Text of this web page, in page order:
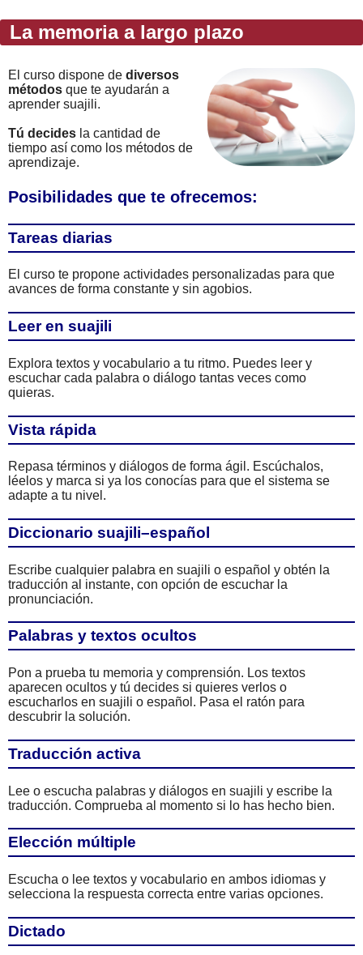
La memoria a largo plazo
El curso dispone de diversos
métodos que te ayudarán a
aprender suajili.
Tú decides la cantidad de
tiempo así como los métodos de
aprendizaje.
Posibilidades que te ofrecemos:
Tareas diarias
El curso te propone actividades personalizadas para que
avances de forma constante y sin agobios.
Leer en suajili
Explora textos y vocabulario a tu ritmo. Puedes leer y
escuchar cada palabra o diálogo tantas veces como
quieras.
Vista rápida
Repasa términos y diálogos de forma ágil. Escúchalos,
léelos y marca si ya los conocías para que el sistema se
adapte a tu nivel.
Diccionario suajili–español
Escribe cualquier palabra en suajili o español y obtén la
traducción al instante, con opción de escuchar la
pronunciación.
Palabras y textos ocultos
Pon a prueba tu memoria y comprensión. Los textos
aparecen ocultos y tú decides si quieres verlos o
escucharlos en suajili o español. Pasa el ratón para
descubrir la solución.
Traducción activa
Lee o escucha palabras y diálogos en suajili y escribe la
traducción. Comprueba al momento si lo has hecho bien.
Elección múltiple
Escucha o lee textos y vocabulario en ambos idiomas y
selecciona la respuesta correcta entre varias opciones.
Dictado